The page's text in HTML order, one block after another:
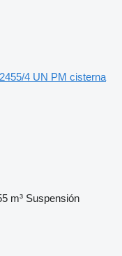
4 UN PM cisterna
m³ Suspensión